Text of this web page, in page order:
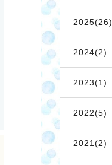
2025(26)
2024(2)
2023(1)
2022(5)
2021(2)